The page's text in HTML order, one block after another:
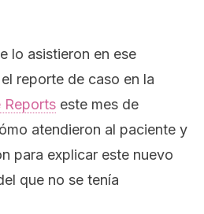
lo asistieron en ese
reporte de caso en la
Reports este mes de
atendieron al paciente y
para explicar este nuevo
que no se tenía